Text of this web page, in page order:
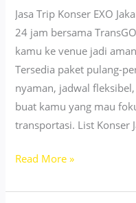
Jasa Trip Konser EXO
24 jam bersama
kamu ke venue jadi
Tersedia paket pulang-
nyaman, jadwal
buat kamu yang mau
transportasi. List Konser
Trip
ke
Read More »